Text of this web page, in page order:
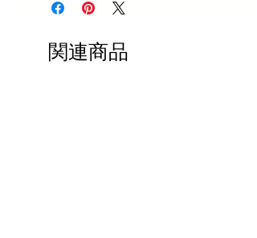
関連商品